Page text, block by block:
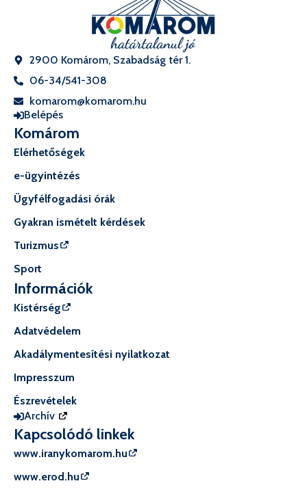
2900 Komárom, Szabadság tér 1.
06-34/541-308
komarom@komarom.hu
Belépés
Komárom
Elérhetőségek
e-ügyintézés
Ügyfélfogadási órák
Gyakran ismételt kérdések
Turizmus
Sport
Információk
Kistérség
Adatvédelem
Akadálymentesítési nyilatkozat
Impresszum
Észrevételek
Archív
Kapcsolódó linkek
www.iranykomarom.hu
www.erod.hu